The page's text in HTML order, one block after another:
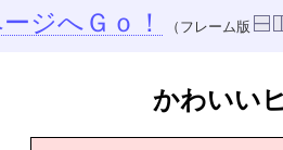
ジへＧｏ！ （フレーム版
かわいい